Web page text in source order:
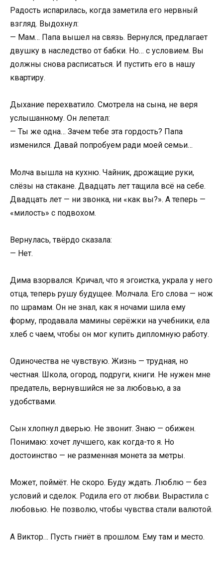
Радость испарилась, когда заметила его нервный
взгляд. Выдохнул:
— Мам… Папа вышел на связь. Вернулся, предлагает
двушку в наследство от бабки. Но… с условием. Вы
должны снова расписаться. И пустить его в нашу
квартиру.
Дыхание перехватило. Смотрела на сына, не веря
услышанному. Он лепетал:
— Ты же одна… Зачем тебе эта гордость? Папа
изменился. Давай попробуем ради моей семьи…
Молча вышла на кухню. Чайник, дрожащие руки,
слёзы на стакане. Двадцать лет тащила всё на себе.
Двадцать лет — ни звонка, ни «как вы?». А теперь —
«милость» с подвохом.
Вернулась, твёрдо сказала:
— Нет.
Дима взорвался. Кричал, что я эгоистка, украла у него
отца, теперь рушу будущее. Молчала. Его слова — нож
по шрамам. Он не знал, как я ночами шила ему
форму, продавала мамины серёжки на учебники, ела
хлеб с чаем, чтобы он мог купить дипломную работу.
Одиночества не чувствую. Жизнь — трудная, но
честная. Школа, огород, подруги, книги. Не нужен мне
предатель, вернувшийся не за любовью, а за
удобствами.
Сын хлопнул дверью. Не звонит. Знаю — обижен.
Понимаю: хочет лучшего, как когда-то я. Но
достоинство — не разменная монета за метры.
Может, поймёт. Не скоро. Буду ждать. Люблю — без
условий и сделок. Родила его от любви. Вырастила с
любовью. Не позволю, чтобы чувства стали валютой.
А Виктор… Пусть гниёт в прошлом. Ему там и место.